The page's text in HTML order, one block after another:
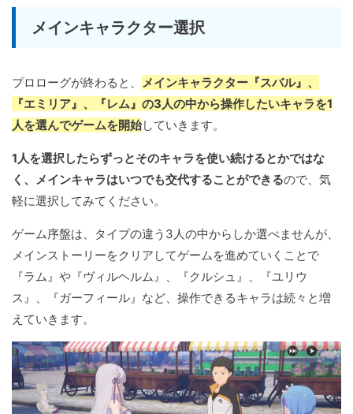
メインキャラクター選択
プロローグが終わると、 メインキャラクター『スバル』、
『エミリア』、『レム』の3人の中から操作したいキャラを1
人を選んでゲームを開始していきます。
1人を選択したらずっとそのキャラを使い続けるとかではな
く、メインキャラはいつでも交代することができるので、気
軽に選択してみてください。
ゲーム序盤は、タイプの違う3人の中からしか選べませんが、
メインストーリーをクリアしてゲームを進めていくことで
『ラム』や『ヴィルヘルム』、『クルシュ』、『ユリウ
ス』、『ガーフィール』など、操作できるキャラは続々と増
えていきます。